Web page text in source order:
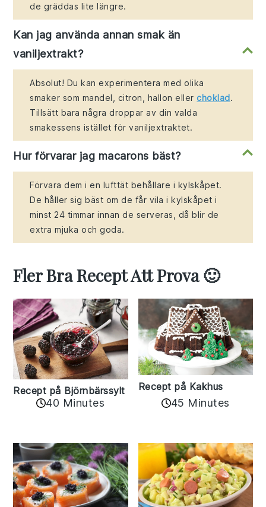
de gräddas lite längre.
Kan jag använda annan smak än
vaniljextrakt?
Absolut! Du kan experimentera med olika
smaker som mandel, citron, hallon ellerchoklad.
Tillsätt bara några droppar av din valda
smakessens istället för vaniljextraktet.
Hur förvarar jag macarons bäst?
Förvara dem i en lufttät behållare i kylskåpet.
De håller sig bäst om de får vila i kylskåpet i
minst 24 timmar innan de serveras, då blir de
extra mjuka och goda.
Fler Bra Recept Att Prova 🙂
Recept på Björnbärssylt
40 Minutes
Recept på Kakhus
45 Minutes